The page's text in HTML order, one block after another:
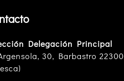
Delegación Principal
30, Barbastro 22300